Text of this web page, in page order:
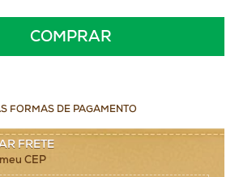
COMPRAR
FORMAS DE PAGAMENTO
FRETE
CEP